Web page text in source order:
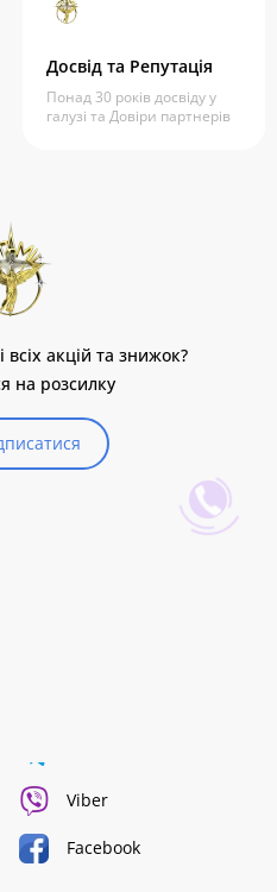
Досвід та Репутація
Понад 30 років досвіду у
галузі та Довіри партнерів
всіх акцій та знижок?
на розсилку
Viber
Facebook